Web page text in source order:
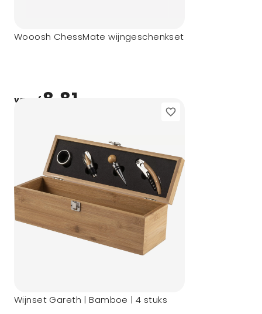
Wooosh ChessMate wijngeschenkset
vanaf 8,81
Wijnset Gareth | Bamboe | 4 stuks